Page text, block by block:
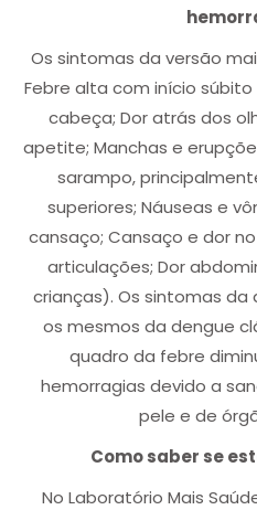
Os sintomas da versão
Febre alta com início súbito
cabeça; Dor atrás dos
apetite; Manchas e
sarampo,
superiores; Náuseas e
cansaço; Cansaço e dor
articulações; Dor
crianças). Os sintomas
os mesmos da dengue
quadro da febre
hemorragias devido a
pele e de
Como saber se
No Laboratório Mais